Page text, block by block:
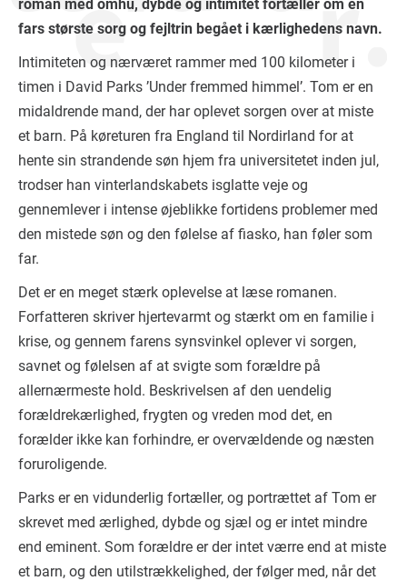
roman med omhu, dybde og intimitet fortæller om en
fars største sorg og fejltrin begået i kærlighedens navn.
Intimiteten og nærværet rammer med 100 kilometer i
timen i David Parks ’Under fremmed himmel’. Tom er en
midaldrende mand, der har oplevet sorgen over at miste
et barn. På køreturen fra England til Nordirland for at
hente sin strandende søn hjem fra universitetet inden jul,
trodser han vinterlandskabets isglatte veje og
gennemlever i intense øjeblikke fortidens problemer med
den mistede søn og den følelse af fiasko, han føler som
far.
Det er en meget stærk oplevelse at læse romanen.
Forfatteren skriver hjertevarmt og stærkt om en familie i
krise, og gennem farens synsvinkel oplever vi sorgen,
savnet og følelsen af at svigte som forældre på
allernærmeste hold. Beskrivelsen af den uendelig
forældrekærlighed, frygten og vreden mod det, en
forælder ikke kan forhindre, er overvældende og næsten
foruroligende.
Parks er en vidunderlig fortæller, og portrættet af Tom er
skrevet med ærlighed, dybde og sjæl og er intet mindre
end eminent. Som forældre er der intet værre end at miste
et barn, og den utilstrækkelighed, der følger med, når det